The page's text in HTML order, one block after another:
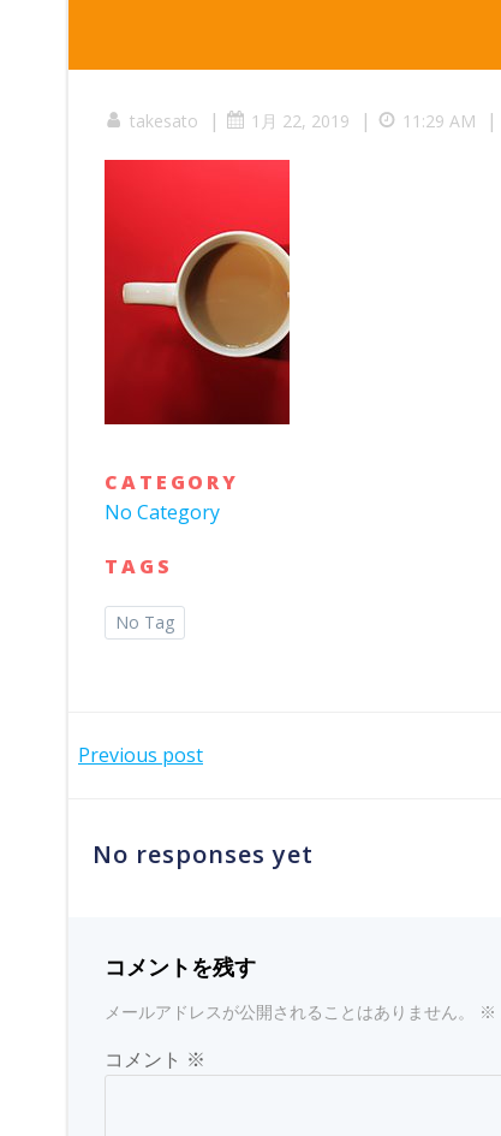
takesato | 1月 22, 2019 | 11:29 AM |
CATEGORY
No Category
TAGS
No Tag
投
ナ
ゲ
ー
Previous post
No responses yet
コメントを残す
メールアドレスが公開されることはありません。 ※
コメント ※